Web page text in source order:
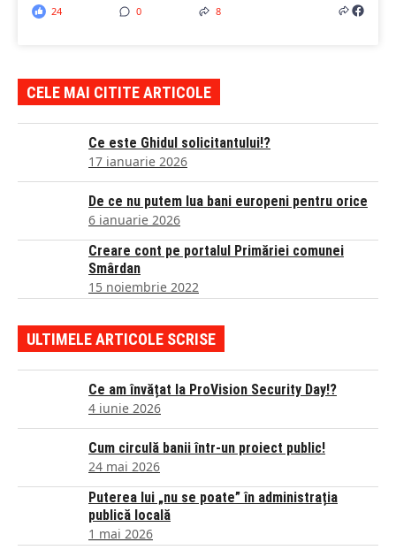
24 0 8
CELE MAI CITITE ARTICOLE
Ce este Ghidul solicitantului!?
17 ianuarie 2026
De ce nu putem lua bani europeni pentru orice
6 ianuarie 2026
Creare cont pe portalul Primăriei comunei
Smârdan
15 noiembrie 2022
ULTIMELE ARTICOLE SCRISE
Ce am învățat la ProVision Security Day!?
4 iunie 2026
Cum circulă banii într-un proiect public!
24 mai 2026
Puterea lui „nu se poate” în administrația
publică locală
1 mai 2026